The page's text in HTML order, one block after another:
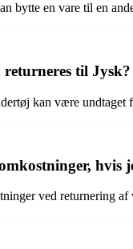
bytte en vare til en
til Jysk?
kan være
hvis
ved returnering af